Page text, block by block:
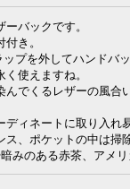
バックです。
き。
プを外してハンドバッ
使えますね。
んでくるレザーの風合
ィネートに取り入れ
、ポケットの中は掃
みのある赤茶、アメリ